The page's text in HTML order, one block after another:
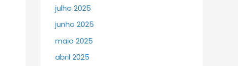
julho 2025
junho 2025
maio 2025
abril 2025